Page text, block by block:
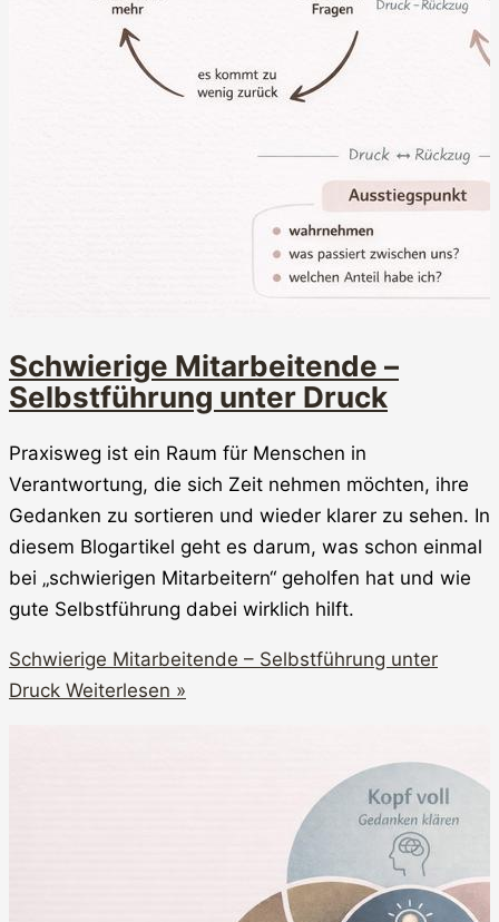
Schwierige Mitarbeitende –
Selbstführung unter Druck
Praxisweg ist ein Raum für Menschen in
Verantwortung, die sich Zeit nehmen möchten, ihre
Gedanken zu sortieren und wieder klarer zu sehen. In
diesem Blogartikel geht es darum, was schon einmal
bei „schwierigen Mitarbeitern“ geholfen hat und wie
gute Selbstführung dabei wirklich hilft.
Schwierige Mitarbeitende – Selbstführung unter
Druck Weiterlesen »